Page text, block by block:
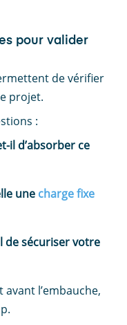
pour valider
de vérifier
projet.
:
il d’absorber ce
une charge fixe
de sécuriser votre
l’embauche,